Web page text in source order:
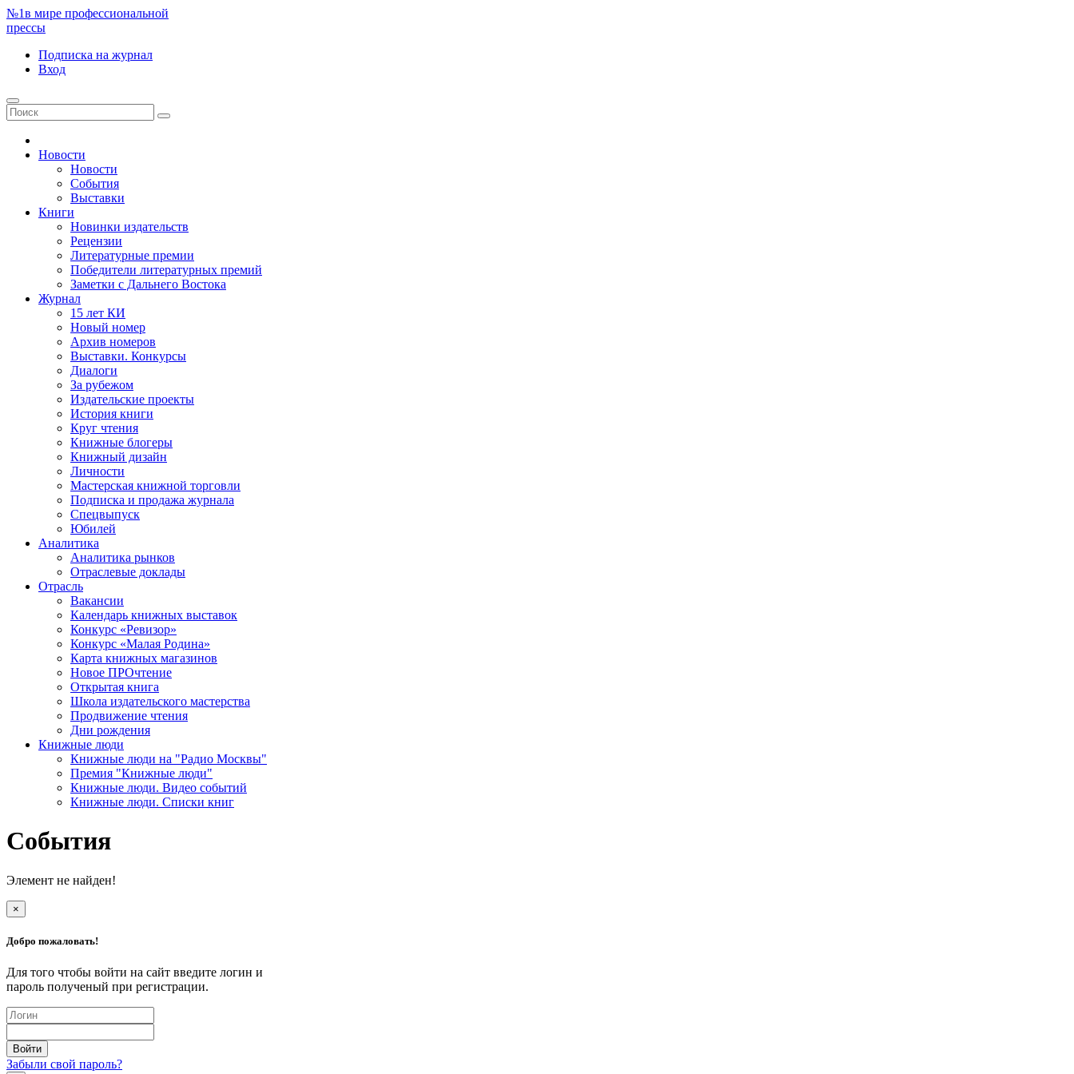
№1в мире профессиональной
прессы
Подписка на журнал
Вход
Новости
Новости
События
Выставки
Книги
Новинки издательств
Рецензии
Литературные премии
Победители литературных премий
Заметки с Дальнего Востока
Журнал
15 лет КИ
Новый номер
Архив номеров
Выставки. Конкурсы
Диалоги
За рубежом
Издательские проекты
История книги
Круг чтения
Книжные блогеры
Книжный дизайн
Личности
Мастерская книжной торговли
Подписка и продажа журнала
Спецвыпуск
Юбилей
Аналитика
Аналитика рынков
Отраслевые доклады
Отрасль
Вакансии
Календарь книжных выставок
Конкурс «Ревизор»
Конкурс «Малая Родина»
Карта книжных магазинов
Новое ПРОчтение
Открытая книга
Школа издательского мастерства
Продвижение чтения
Дни рождения
Книжные люди
Книжные люди на "Радио Москвы"
Премия "Книжные люди"
Книжные люди. Видео событий
Книжные люди. Списки книг
События
Элемент не найден!
×
Добро пожаловать!
Для того чтобы войти на сайт введите логин и
пароль полученый при регистрации.
Забыли свой пароль?